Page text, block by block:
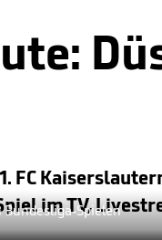
FC
im TV,
Bundesliga-Spielen